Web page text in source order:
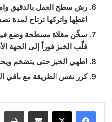
رش سطح العمل بالدقيق
اغطِها واتركها ترتاح لمدة
سخِّن مقلاة مسطحة وضع
قلِّب الخبز فوراً إلى الجهة
اطهي الخبز حتى يتضخم
كرر نفس الطريقة مع باقي
مشاركة عبر البريد